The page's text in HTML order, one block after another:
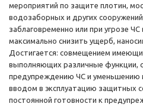
мероприятий по защите плотин,
водозаборных и других
заблаговременно или при угрозе
максимально снизить ущерб,
Достигается: совмещением
выполняющих различные функции,
предупреждению ЧС и уменьшению
вводом в эксплуатацию защитных
постоянной готовности к